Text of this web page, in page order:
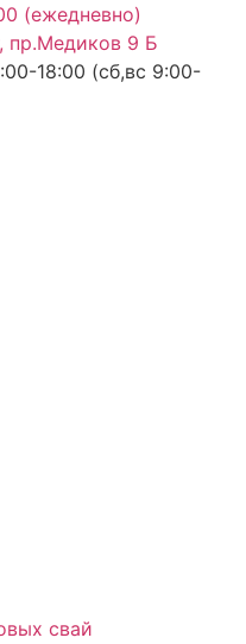
(ежедневно)
пр.Медиков 9 Б
18:00 (сб,вс 9:00-
свай